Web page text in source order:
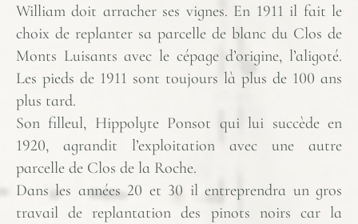
William doit arracher ses vignes. En 1911 il fait le
choix de replanter sa parcelle de blanc du Clos de
Monts Luisants avec le cépage d’origine, l’aligoté.
Les pieds de 1911 sont toujours là plus de 100 ans
plus tard.
Son filleul, Hippolyte Ponsot qui lui succède en
1920, agrandit l’exploitation avec une autre
parcelle de Clos de la Roche.
Dans les années 20 et 30 il entreprendra un gros
travail de replantation des pinots noirs car la